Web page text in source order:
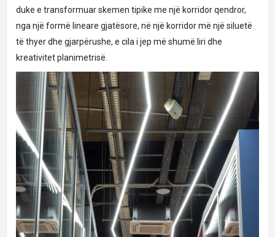
duke e transformuar skemen tipike me një korridor qendror,
nga një formë lineare gjatësore, në një korridor më një siluetë
të thyer dhe gjarpërushe, e cila i jep më shumë liri dhe
kreativitet planimetrisë.